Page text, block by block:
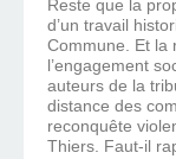
Reste que la
d’un travail
Commune. Et la
l’engagement
auteurs de la
distance des
reconquête
Thiers. Faut-il